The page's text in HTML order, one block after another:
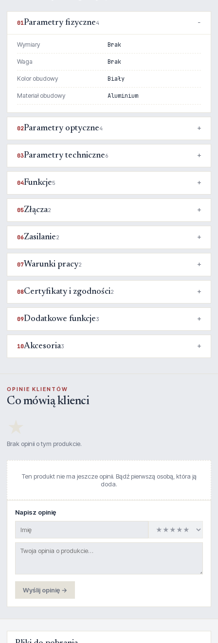
01Parametry fizyczne4
Wymiary Brak
Waga Brak
Kolor obudowy Biały
Materiał obudowy Aluminium
02Parametry optyczne4
03Parametry techniczne6
04Funkcje5
05Złącza2
06Zasilanie2
07Warunki pracy2
08Certyfikaty i zgodności2
09Dodatkowe funkcje3
10Akcesoria3
OPINIE KLIENTÓW
Co mówią klienci
Brak opinii o tym produkcie.
Ten produkt nie ma jeszcze opinii. Bądź pierwszą osobą, która ją
doda.
Napisz opinię
Wyślij opinię →